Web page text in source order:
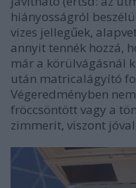
hiányosságról
vizes jellegűek,
annyit tennék hozzá,
már a körülvágásnál
után matricalágyító
Végeredményben
fröccsöntött vagy a
zimmerit, viszont